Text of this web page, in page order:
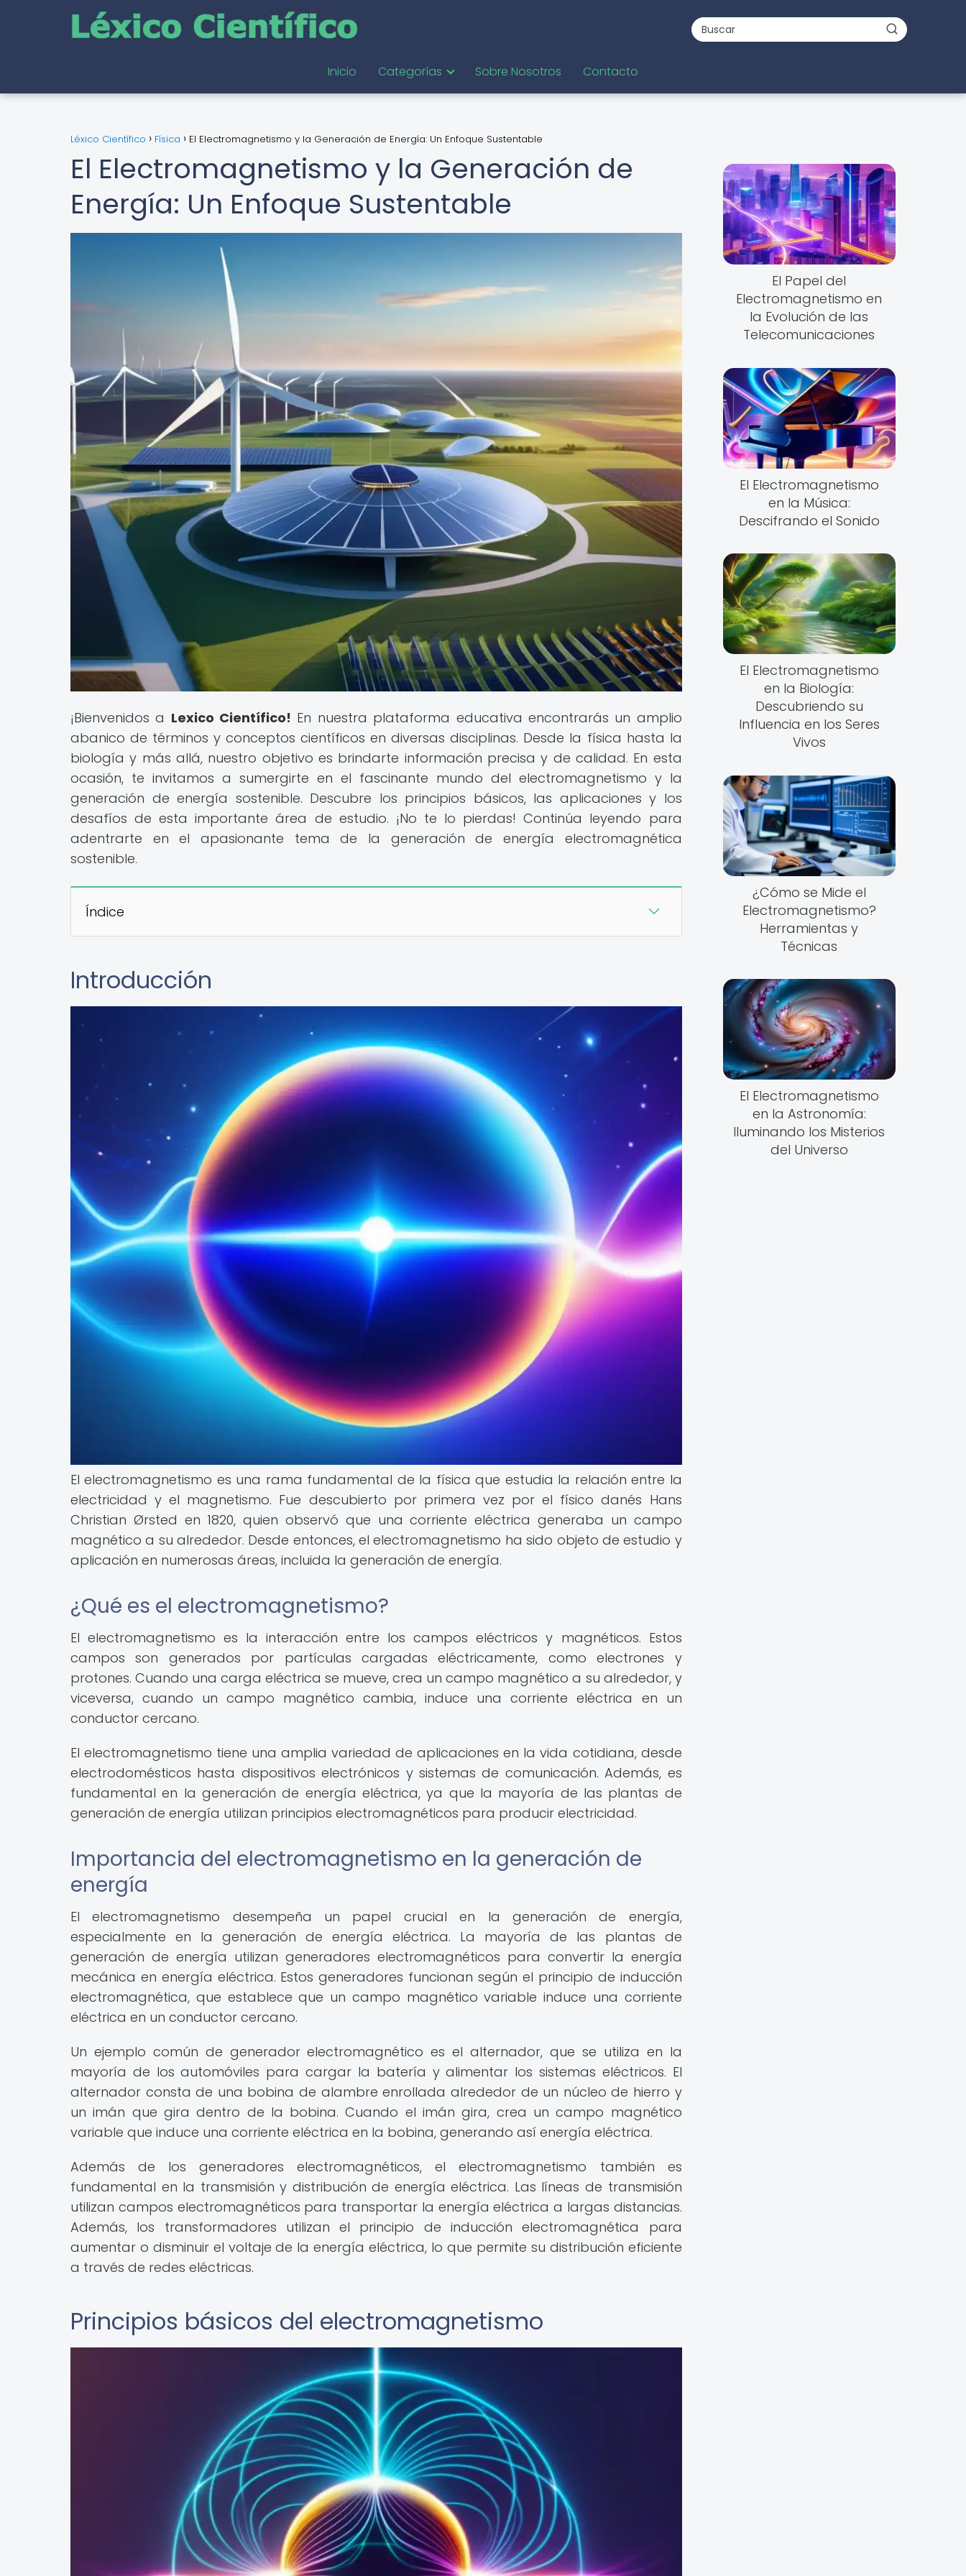
Inicio Categorías Sobre Nosotros Contacto
Léxico Científico Física El Electromagnetismo y la Generación de Energía: Un Enfoque Sustentable
El Electromagnetismo y la Generación de
Energía: Un Enfoque Sustentable
¡Bienvenidos a Lexico Científico! En nuestra plataforma educativa encontrarás un amplio
abanico de términos y conceptos científicos en diversas disciplinas. Desde la física hasta la
biología y más allá, nuestro objetivo es brindarte información precisa y de calidad. En esta
ocasión, te invitamos a sumergirte en el fascinante mundo del electromagnetismo y la
generación de energía sostenible. Descubre los principios básicos, las aplicaciones y los
desafíos de esta importante área de estudio. ¡No te lo pierdas! Continúa leyendo para
adentrarte en el apasionante tema de la generación de energía electromagnética
sostenible.
Índice
Introducción
El electromagnetismo es una rama fundamental de la física que estudia la relación entre la
electricidad y el magnetismo. Fue descubierto por primera vez por el físico danés Hans
Christian Ørsted en 1820, quien observó que una corriente eléctrica generaba un campo
magnético a su alrededor. Desde entonces, el electromagnetismo ha sido objeto de estudio y
aplicación en numerosas áreas, incluida la generación de energía.
¿Qué es el electromagnetismo?
El electromagnetismo es la interacción entre los campos eléctricos y magnéticos. Estos
campos son generados por partículas cargadas eléctricamente, como electrones y
protones. Cuando una carga eléctrica se mueve, crea un campo magnético a su alrededor, y
viceversa, cuando un campo magnético cambia, induce una corriente eléctrica en un
conductor cercano.
El electromagnetismo tiene una amplia variedad de aplicaciones en la vida cotidiana, desde
electrodomésticos hasta dispositivos electrónicos y sistemas de comunicación. Además, es
fundamental en la generación de energía eléctrica, ya que la mayoría de las plantas de
generación de energía utilizan principios electromagnéticos para producir electricidad.
Importancia del electromagnetismo en la generación de
energía
El electromagnetismo desempeña un papel crucial en la generación de energía,
especialmente en la generación de energía eléctrica. La mayoría de las plantas de
generación de energía utilizan generadores electromagnéticos para convertir la energía
mecánica en energía eléctrica. Estos generadores funcionan según el principio de inducción
electromagnética, que establece que un campo magnético variable induce una corriente
eléctrica en un conductor cercano.
Un ejemplo común de generador electromagnético es el alternador, que se utiliza en la
mayoría de los automóviles para cargar la batería y alimentar los sistemas eléctricos. El
alternador consta de una bobina de alambre enrollada alrededor de un núcleo de hierro y
un imán que gira dentro de la bobina. Cuando el imán gira, crea un campo magnético
variable que induce una corriente eléctrica en la bobina, generando así energía eléctrica.
Además de los generadores electromagnéticos, el electromagnetismo también es
fundamental en la transmisión y distribución de energía eléctrica. Las líneas de transmisión
utilizan campos electromagnéticos para transportar la energía eléctrica a largas distancias.
Además, los transformadores utilizan el principio de inducción electromagnética para
aumentar o disminuir el voltaje de la energía eléctrica, lo que permite su distribución eficiente
a través de redes eléctricas.
Principios básicos del electromagnetismo
El Papel del
Electromagnetismo en
la Evolución de las
Telecomunicaciones
El Electromagnetismo
en la Música:
Descifrando el Sonido
El Electromagnetismo
en la Biología:
Descubriendo su
Influencia en los Seres
Vivos
¿Cómo se Mide el
Electromagnetismo?
Herramientas y
Técnicas
El Electromagnetismo
en la Astronomía:
Iluminando los Misterios
del Universo